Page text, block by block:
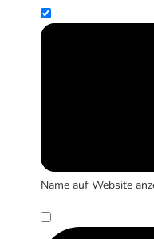
Name auf Website